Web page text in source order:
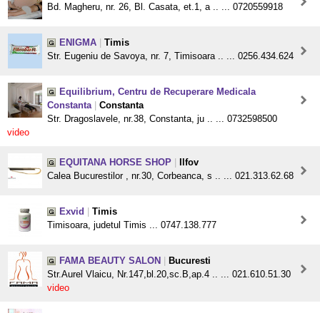
Bd. Magheru, nr. 26, Bl. Casata, et.1, a .. ... 0720559918
ENIGMA
Timis
Str. Eugeniu de Savoya, nr. 7, Timisoara .. ... 0256.434.624
Equilibrium, Centru de Recuperare Medicala
Constanta
Constanta
Str. Dragoslavele, nr.38, Constanta, ju .. ... 0732598500
video
EQUITANA HORSE SHOP
Ilfov
Calea Bucurestilor , nr.30, Corbeanca, s .. ... 021.313.62.68
Exvid
Timis
Timisoara, judetul Timis ... 0747.138.777
FAMA BEAUTY SALON
Bucuresti
Str.Aurel Vlaicu, Nr.147,bl.20,sc.B,ap.4 .. ... 021.610.51.30
video